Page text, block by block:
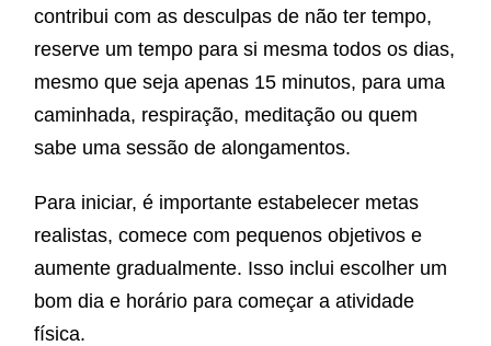
contribui com as desculpas de não ter tempo,
reserve um tempo para si mesma todos os dias,
mesmo que seja apenas 15 minutos, para uma
caminhada, respiração, meditação ou quem
sabe uma sessão de alongamentos.
Para iniciar, é importante estabelecer metas
realistas, comece com pequenos objetivos e
aumente gradualmente. Isso inclui escolher um
bom dia e horário para começar a atividade
física.